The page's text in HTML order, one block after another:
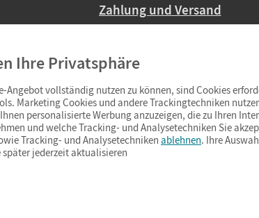
Zahlung und Versand
Ab 59,– EUR Bestellwert
(Lieferung in 3–6 Tagen).
Ihre Privatsphäre
Angebot vollständig nutzen zu können, sind Cookies
Marketing Cookies und andere Trackingtechniken
personalisierte Werbung anzuzeigen, die zu Ihren
und welche Tracking- und Analysetechniken Sie
Tracking- und Analysetechniken ablehnen. Ihre
später jederzeit aktualisieren